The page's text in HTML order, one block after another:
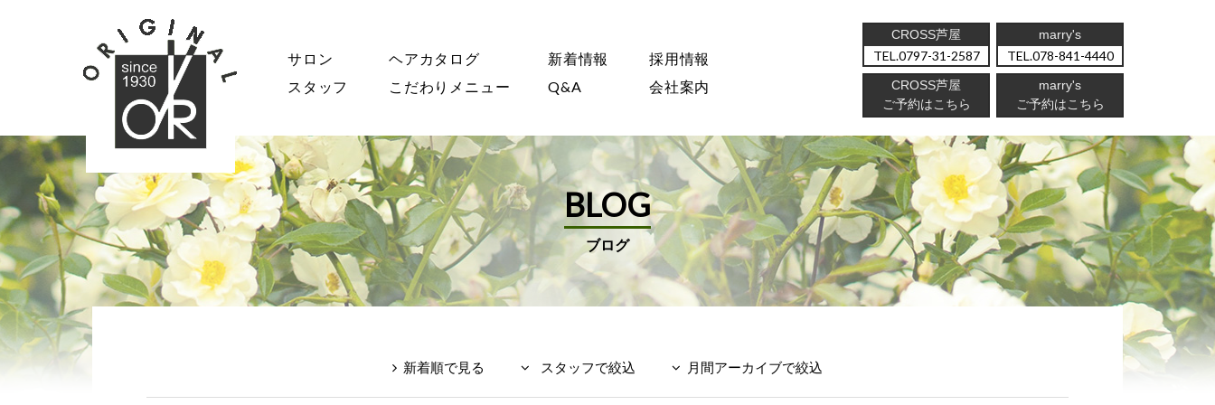
サロン ヘアカタログ 新着情報
採用情報
スタッフ
こだわりメニュー Q&A 会社案内
CROSS芦屋
0797-31-2587
marry's
078-841-4440
CROSS芦屋
ご予約はこちら
marry's
ご予約はこちら
BLOG
ブログ
新着順で見る スタッフで絞込 月間アーカイブで絞込